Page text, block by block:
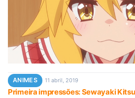
ANIMES 11 abril, 2019
Primeira impressões: Sewayaki